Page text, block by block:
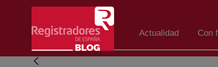
Eduki nagusira joan
Actualidad Con